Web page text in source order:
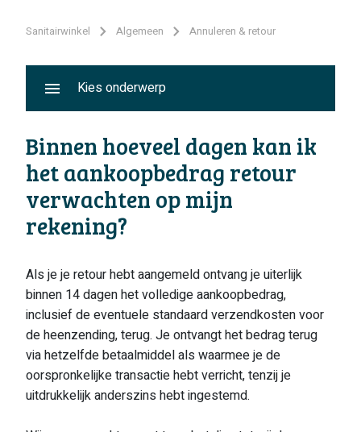
Sanitairwinkel Algemeen Annuleren & retour
Kies onderwerp
Binnen hoeveel dagen kan ik
het aankoopbedrag retour
verwachten op mijn
rekening?
Als je je retour hebt aangemeld ontvang je uiterlijk
binnen 14 dagen het volledige aankoopbedrag,
inclusief de eventuele standaard verzendkosten voor
de heenzending, terug. Je ontvangt het bedrag terug
via hetzelfde betaalmiddel als waarmee je de
oorspronkelijke transactie hebt verricht, tenzij je
uitdrukkelijk anderszins hebt ingestemd.